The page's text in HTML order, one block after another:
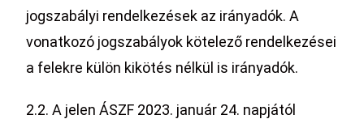
jogszabályi rendelkezések az irányadók. A
vonatkozó jogszabályok kötelező rendelkezései
a felekre külön kikötés nélkül is irányadók.
2.2. A jelen ÁSZF 2023. január 24. napjától